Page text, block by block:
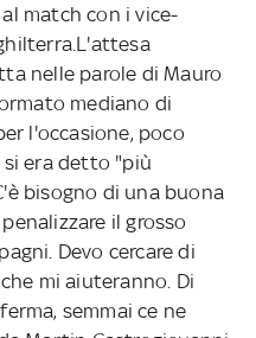
match con i vice-
nelle parole di Mauro
mediano di
l'occasione, poco
si era detto "più
bisogno di una buona
il grosso
Devo cercare di
mi aiuteranno. Di
semmai ce ne